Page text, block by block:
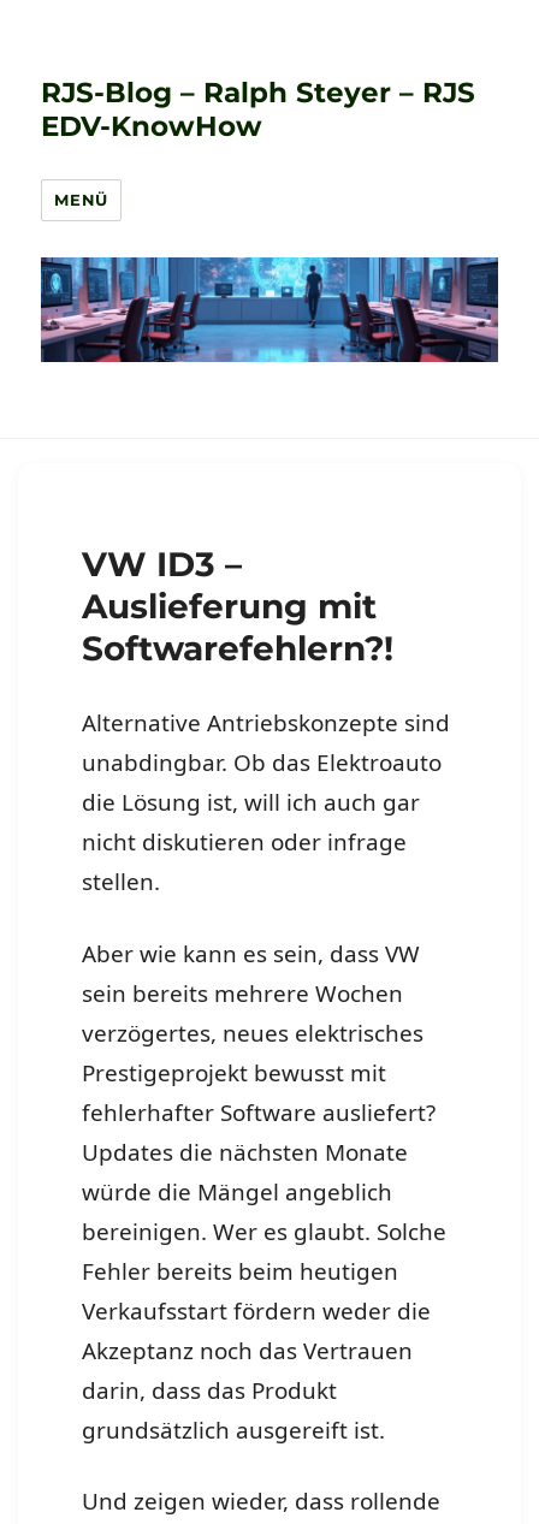
RJS-Blog – Ralph Steyer – RJS
EDV-KnowHow
MENÜ
VW ID3 –
Auslieferung mit
Softwarefehlern?!
Alternative Antriebskonzepte sind
unabdingbar. Ob das Elektroauto
die Lösung ist, will ich auch gar
nicht diskutieren oder infrage
stellen.
Aber wie kann es sein, dass VW
sein bereits mehrere Wochen
verzögertes, neues elektrisches
Prestigeprojekt bewusst mit
fehlerhafter Software ausliefert?
Updates die nächsten Monate
würde die Mängel angeblich
bereinigen. Wer es glaubt. Solche
Fehler bereits beim heutigen
Verkaufsstart fördern weder die
Akzeptanz noch das Vertrauen
darin, dass das Produkt
grundsätzlich ausgereift ist.
Und zeigen wieder, dass rollende